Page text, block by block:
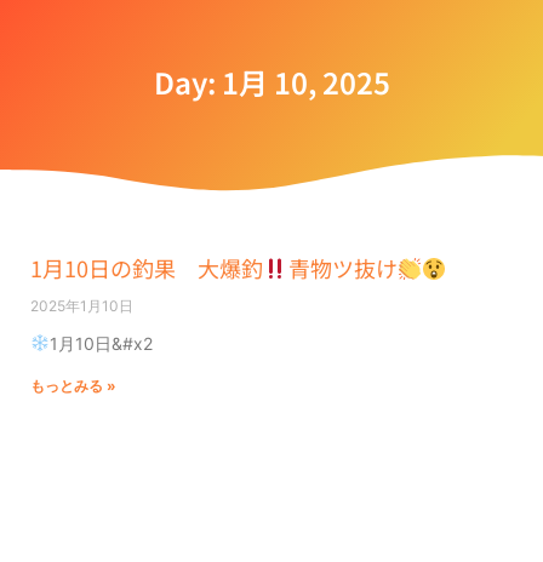
Day: 1月 10, 2025
1月10日の釣果 大爆釣 青物ツ抜け
2025年1月10日
1月10日&#x2
もっとみる »